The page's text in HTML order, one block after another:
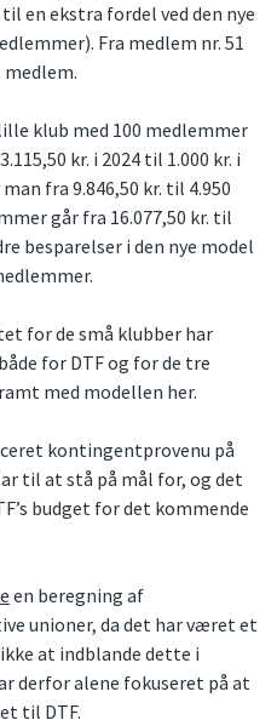
en ekstra fordel ved den nye
Fra medlem nr. 51
medlem.
klub med 100 medlemmer
kr. i 2024 til 1.000 kr. i
fra 9.846,50 kr. til 4.950
går fra 16.077,50 kr. til
besparelser i den nye model
for de små klubber har
for DTF og for de tre
med modellen her.
kontingentprovenu på
til at stå på mål for, og det
budget for det kommende
en beregning af
unioner, da det har været et
at indblande dette i
derfor alene fokuseret på at
til DTF.